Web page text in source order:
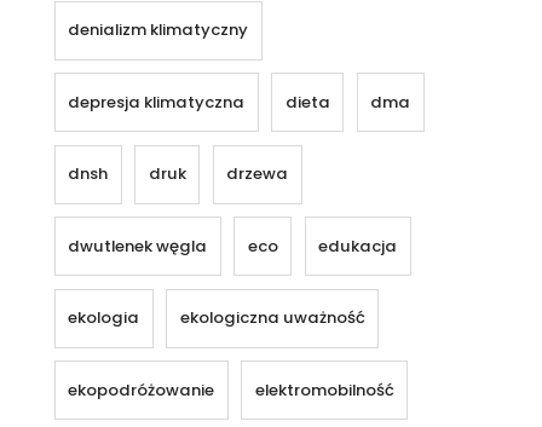
denializm klimatyczny
depresja klimatyczna dieta dma
dnsh druk drzewa
dwutlenek węgla eco edukacja
ekologia ekologiczna uważność
ekopodróżowanie elektromobilność